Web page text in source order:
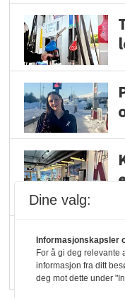
i
Dine valg:
Informasjonskapsler
For å gi deg relevante
informasjon fra ditt
deg mot dette under